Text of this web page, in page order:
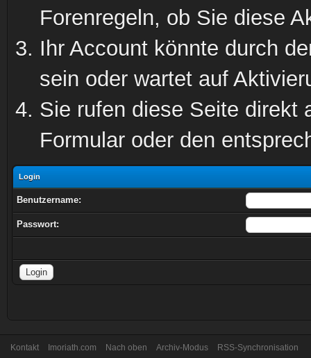
Forenregeln, ob Sie diese
Ihr Account könnte durch
sein oder wartet auf
Sie rufen diese Seite direkt
Formular oder den
Login
Benutzername:
Passwort:
Kontakt Imoriath.com Nach oben Archiv-Modus RSS-Synchronisation